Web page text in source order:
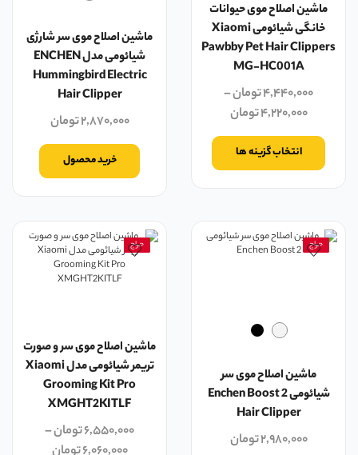
ماشین اصلاح موی حیوانات
خانگی شیائومی Xiaomi
Pawbby Pet Hair Clippers
MG-HC001A
۴,۴۴۰,۰۰۰تومان–
۴,۲۲۰,۰۰۰تومان
انتخاب گزینه ها
ماشین اصلاح موی سر شارژی
شیائومی مدل ENCHEN
Hummingbird Electric
Hair Clipper
۲,۸۷۰,۰۰۰تومان
خرید محصول
حراج
ماشین اصلاح موی سر
شیائومی Enchen Boost 2
Hair Clipper
۲,۹۸۰,۰۰۰تومان
حراج
ماشین اصلاح موی سر و صورت
تریمر شیائومی مدل Xiaomi
Grooming Kit Pro
XMGHT2KITLF
۶,۵۵۰,۰۰۰تومان–